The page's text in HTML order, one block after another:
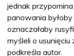
jednak
panowania
oznaczałaby
myśleli o
podkreśla autor.